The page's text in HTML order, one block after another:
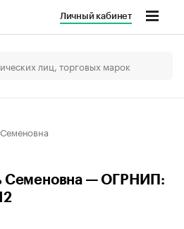
Личный кабинет
Семеновна — ОГРНИП: